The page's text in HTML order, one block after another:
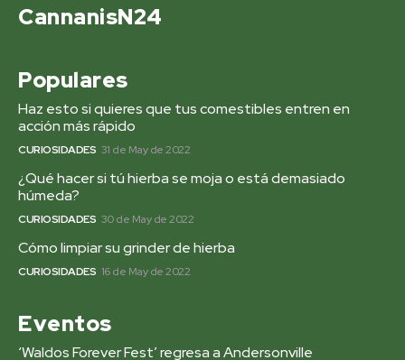
CannanisN24
Populares
Haz esto si quieres que tus comestibles entren en
acción más rápido
CURIOSIDADES 31 de May de 2022
¿Qué hacer si tú hierba se moja o está demasiado
húmeda?
CURIOSIDADES 30 de May de 2022
Cómo limpiar su grinder de hierba
CURIOSIDADES 16 de May de 2022
Eventos
‘Waldos Forever Fest’ regresa a Andersonville